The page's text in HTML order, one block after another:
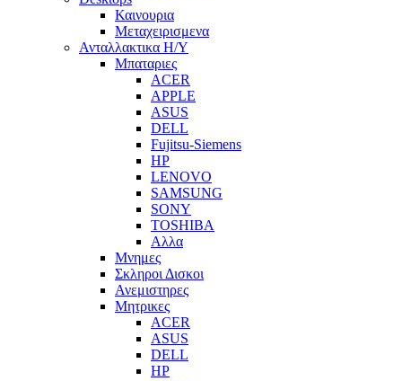
Καινουρια
Μεταχειρισμενα
Ανταλλακτικα H/Y
Μπαταριες
ACER
APPLE
ASUS
DELL
Fujitsu-Siemens
HP
LENOVO
SAMSUNG
SONY
TOSHIBA
Αλλα
Μνημες
Σκληροι Δισκοι
Ανεμιστηρες
Μητρικες
ACER
ASUS
DELL
HP